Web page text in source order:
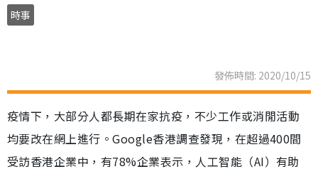
時事
發佈時間: 2020/10/15
疫情下，大部分人都長期在家抗疫，不少工作或消閒活動
均要改在網上進行。Google香港調查發現，在超過400間
受訪香港企業中，有78%企業表示，人工智能（AI）有助